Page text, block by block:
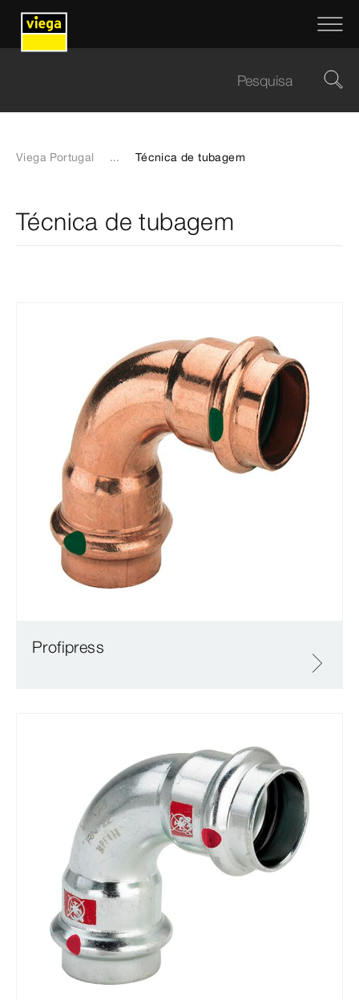
Viega Portugal ... Técnica de tubagem
Técnica de tubagem
Profipress